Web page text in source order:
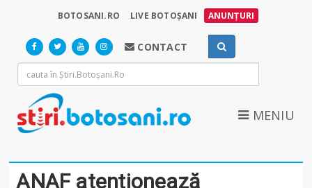
BOTOSANI.RO LIVE BOTOȘANI ANUNȚURI
CONTACT
MENIU
ANAF atenţionează